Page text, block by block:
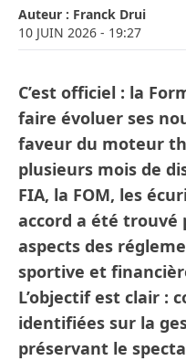
Auteur : Franck Drui
10 JUIN 2026 - 19:27
C’est officiel : la
faire évoluer ses
faveur du moteur
plusieurs mois de
FIA, la FOM, les
accord a été
aspects des
sportive et
L’objectif est clair :
identifiées sur la
préservant le